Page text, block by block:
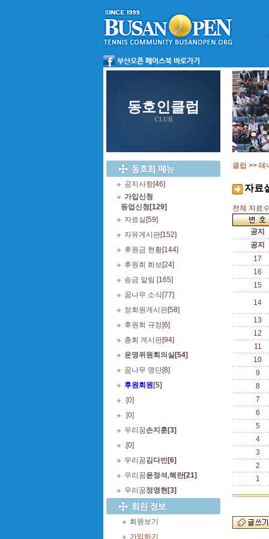
동호인클럽
CLUB
공지사항[46]
가입신청
등업신청 [129]
자료실 [59]
자유게시판[152]
후원금 현황[144]
후원회 화보 [24]
송금 알림 [165]
꿈나무 소식 [77]
정회원게시판[58]
후원회 규정 [6]
총회 게시판[94]
운영위원회의실 [54]
꿈나무 명단[8]
후원회원 [5]
[0]
[0]
우리꿈손지훈[3]
.[0]
우리꿈김다빈 [6]
우리꿈윤정석,혜란[21]
우리꿈정영현 [3]
회원보기
가입하기
클럽 >> 테
자료
전체 자료
공지
공지
17
16
15
14
13
12
11
10
9
8
7
6
5
4
3
2
1